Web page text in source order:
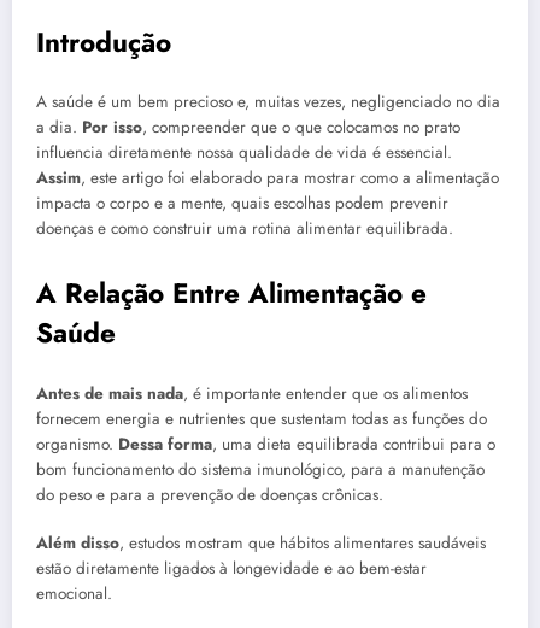
Introdução
A saúde é um bem precioso e, muitas vezes, negligenciado no dia
a dia. Por isso, compreender que o que colocamos no prato
influencia diretamente nossa qualidade de vida é essencial.
Assim, este artigo foi elaborado para mostrar como a alimentação
impacta o corpo e a mente, quais escolhas podem prevenir
doenças e como construir uma rotina alimentar equilibrada.
A Relação Entre Alimentação e
Saúde
Antes de mais nada, é importante entender que os alimentos
fornecem energia e nutrientes que sustentam todas as funções do
organismo. Dessa forma, uma dieta equilibrada contribui para o
bom funcionamento do sistema imunológico, para a manutenção
do peso e para a prevenção de doenças crônicas.
Além disso, estudos mostram que hábitos alimentares saudáveis
estão diretamente ligados à longevidade e ao bem-estar
emocional.